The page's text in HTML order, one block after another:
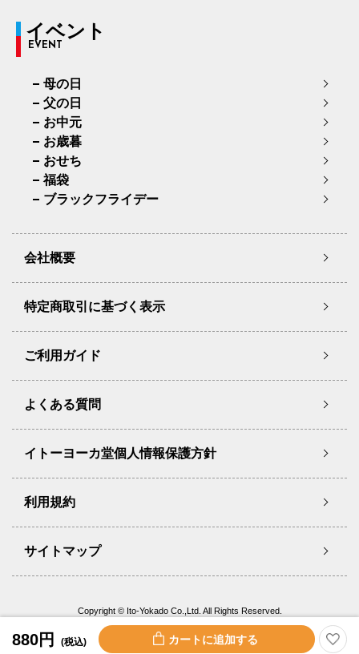
880円 (税込)
イベント
EVENT
母の日
父の日
お中元
お歳暮
おせち
福袋
ブラックフライデー
会社概要
特定商取引に基づく表示
ご利用ガイド
よくある質問
イトーヨーカ堂個人情報保護方針
利用規約
サイトマップ
Copyright © Ito-Yokado Co.,Ltd. All Rights Reserved.